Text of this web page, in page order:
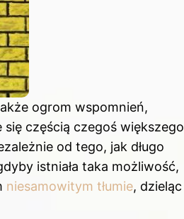
ogrom wspomnień,
częścią czegoś większego
od tego, jak długo
istniała taka możliwość,
niesamowitym tłumie, dzieląc